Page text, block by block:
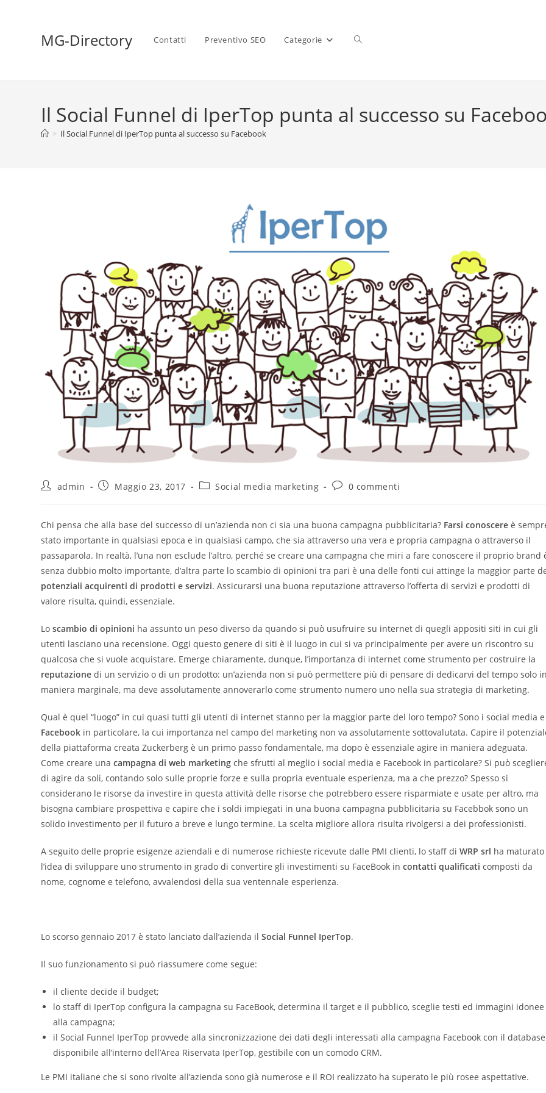
MG-Directory Contatti Preventivo SEO Categorie
Il Social Funnel di IperTop punta al successo su
> Il Social Funnel di IperTop punta al successo su Facebook
admin Maggio 23, 2017 Social media marketing 0 commenti
Chi pensa che alla base del successo di un’azienda non ci sia una buona campagna pubblicitaria? Farsi conoscere è
stato importante in qualsiasi epoca e in qualsiasi campo, che sia attraverso una vera e propria campagna o attraverso il
passaparola. In realtà, l’una non esclude l’altro, perché se creare una campagna che miri a fare conoscere il proprio brand
senza dubbio molto importante, d’altra parte lo scambio di opinioni tra pari è una delle fonti cui attinge la maggior parte
potenziali acquirenti di prodotti e servizi. Assicurarsi una buona reputazione attraverso l’offerta di servizi e prodotti di
valore risulta, quindi, essenziale.
Loscambio di opinioni ha assunto un peso diverso da quando si può usufruire su internet di quegli appositi siti in cui gli
utenti lasciano una recensione. Oggi questo genere di siti è il luogo in cui si va principalmente per avere un riscontro su
qualcosa che si vuole acquistare. Emerge chiaramente, dunque, l’importanza di internet come strumento per costruire la
reputazione di un servizio o di un prodotto: un’azienda non si può permettere più di pensare di dedicarvi del tempo solo in
maniera marginale, ma deve assolutamente annoverarlo come strumento numero uno nella sua strategia di marketing.
Qual è quel “luogo” in cui quasi tutti gli utenti di internet stanno per la maggior parte del loro tempo? Sono i social media e
Facebook in particolare, la cui importanza nel campo del marketing non va assolutamente sottovalutata. Capire il
della piattaforma creata Zuckerberg è un primo passo fondamentale, ma dopo è essenziale agire in maniera adeguata.
Come creare unacampagna di web marketing che sfrutti al meglio i social media e Facebook in particolare? Si può
di agire da soli, contando solo sulle proprie forze e sulla propria eventuale esperienza, ma a che prezzo? Spesso si
considerano le risorse da investire in questa attività delle risorse che potrebbero essere risparmiate e usate per altro, ma
bisogna cambiare prospettiva e capire che i soldi impiegati in una buona campagna pubblicitaria su Facebbok sono un
solido investimento per il futuro a breve e lungo termine. La scelta migliore allora risulta rivolgersi a dei professionisti.
A seguito delle proprie esigenze aziendali e di numerose richieste ricevute dalle PMI clienti, lo staff diWRP srl ha maturato
l’idea di sviluppare uno strumento in grado di convertire gli investimenti su FaceBook incontatti qualificati composti da
nome, cognome e telefono, avvalendosi della sua ventennale esperienza.
Lo scorso gennaio 2017 è stato lanciato dall’azienda ilSocial Funnel IperTop.
Il suo funzionamento si può riassumere come segue:
il cliente decide il budget;
lo staff di IperTop configura la campagna su FaceBook, determina il target e il pubblico, sceglie testi ed immagini idonee
alla campagna;
il Social Funnel IperTop provvede alla sincronizzazione dei dati degli interessati alla campagna Facebook con il database
disponibile all’interno dell’Area Riservata IperTop, gestibile con un comodo CRM.
Le PMI italiane che si sono rivolte all’azienda sono già numerose e il ROI realizzato ha superato le più rosee aspettative.